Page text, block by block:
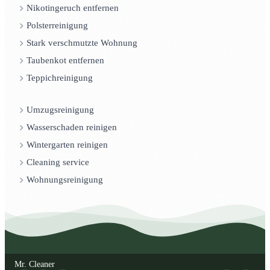
Nikotingeruch entfernen
Polsterreinigung
Stark verschmutzte Wohnung
Taubenkot entfernen
Teppichreinigung
Umzugsreinigung
Wasserschaden reinigen
Wintergarten reinigen
Cleaning service
Wohnungsreinigung
Mr. Cleaner